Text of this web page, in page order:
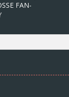
FAN-